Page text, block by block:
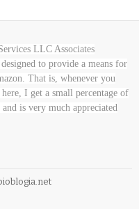
LLC Associates
to provide a means for
That is, whenever you
I get a small percentage of
and is very much appreciated